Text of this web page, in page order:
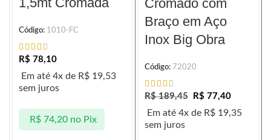
Código: 1010-FC
R$ 78,10
Em até 4x de R$ 19,53
sem juros
R$74,20 no Pix
Cromado com
Braço em Aço
Inox Big Obra
Código: 72020
R$189,45 R$ 77,40
Em até 4x de R$ 19,35
sem juros